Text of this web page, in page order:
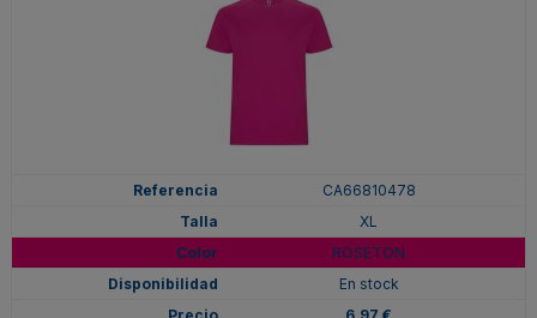
CA66810478
XL
ROSETON
En stock